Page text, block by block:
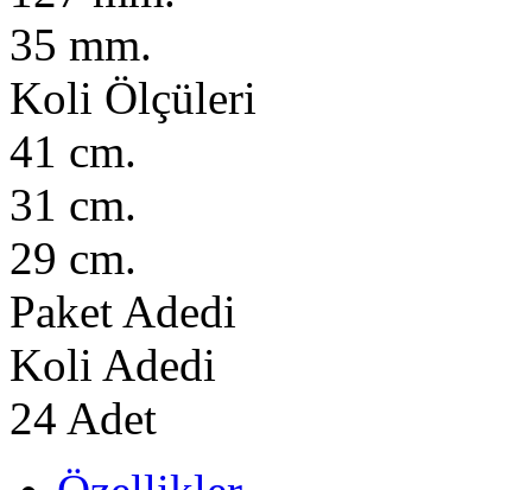
35 mm.
Koli Ölçüleri
41 cm.
31 cm.
29 cm.
Paket Adedi
Koli Adedi
24 Adet